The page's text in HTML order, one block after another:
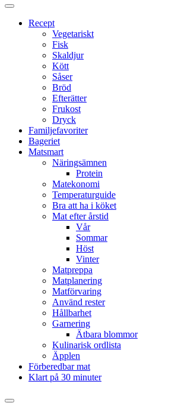
Proppmätt
Recept
Vegetariskt
Fisk
Skaldjur
Kött
Såser
Bröd
Efterätter
Frukost
Dryck
Familjefavoriter
Bageriet
Matsmart
Näringsämnen
Protein
Matekonomi
Temperaturguide
Bra att ha i köket
Mat efter årstid
Vår
Sommar
Höst
Vinter
Matpreppa
Matplanering
Matförvaring
Använd rester
Hållbarhet
Garnering
Ätbara blommor
Kulinarisk ordlista
Äpplen
Förberedbar mat
Klart på 30 minuter
Slå